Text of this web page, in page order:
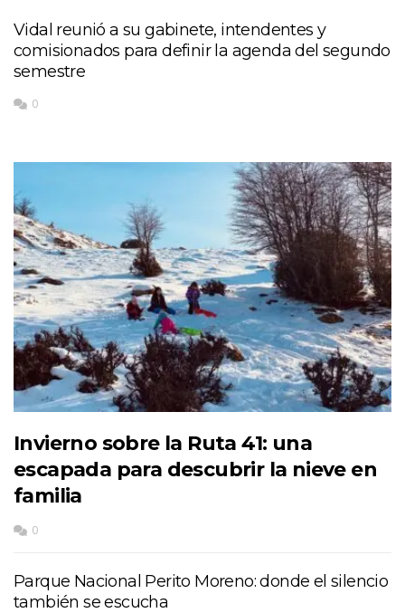
Vidal reunió a su gabinete, intendentes y
comisionados para definir la agenda del segundo
semestre
0
Invierno sobre la Ruta 41: una
escapada para descubrir la nieve en
familia
0
Parque Nacional Perito Moreno: donde el silencio
también se escucha